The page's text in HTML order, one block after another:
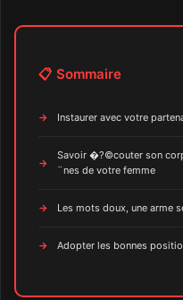
📋 Sommaire
Instaurer avec votre
Savoir �?©couter son
¨nes de votre femme
Les mots doux, une arme
Adopter les bonnes